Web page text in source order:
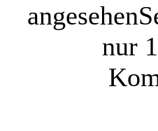
angesehen
nur